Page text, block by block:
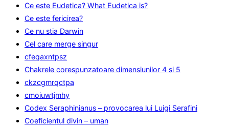
Ce este Eudetica? What Eudetica is?
Ce este fericirea?
Ce nu stia Darwin
Cel care merge singur
cfeqaxntpsz
Chakrele corespunzatoare dimensiunilor 4 si 5
ckzcgmrqctpa
cmoiuwtjmhy
Codex Seraphinianus – provocarea lui Luigi Serafini
Coeficientul divin – uman